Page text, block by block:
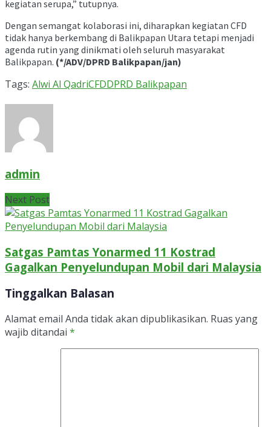
kegiatan serupa,” tutupnya.
Dengan semangat kolaborasi ini, diharapkan kegiatan CFD
tidak hanya berkembang di Balikpapan Utara tetapi menjadi
agenda rutin yang dinikmati oleh seluruh masyarakat
Balikpapan. (*/ADV/DPRD Balikpapan/jan)
Tags: Alwi Al QadriCFDDPRD Balikpapan
admin
Next Post
Satgas Pamtas Yonarmed 11 Kostrad
Gagalkan Penyelundupan Mobil dari Malaysia
Tinggalkan Balasan
Alamat email Anda tidak akan dipublikasikan. Ruas yang
wajib ditandai *